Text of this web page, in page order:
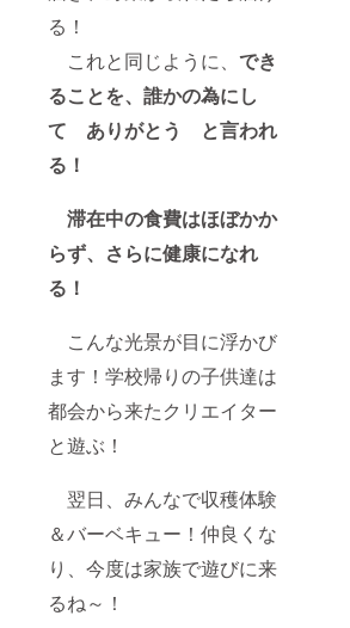
る！
これと同じように、 でき
ることを、誰かの為にし
て ありがとう と言われ
る！
滞在中の食費はほぼかか
らず、さらに健康になれ
る！
こんな光景が目に浮かび
ます！学校帰りの子供達は
都会から来たクリエイター
と遊ぶ！
翌日、みんなで収穫体験
＆バーベキュー！仲良くな
り、今度は家族で遊びに来
るね～！